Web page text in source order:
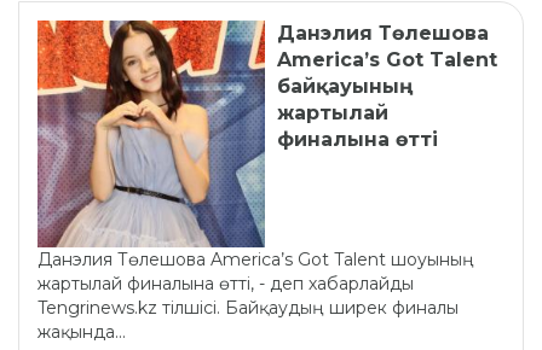
Данэлия Төлешова
America’s Got Talent
байқауының
жартылай
финалына өтті
Данэлия Төлешова America’s Got Talent шоуының
жартылай финалына өтті, - деп хабарлайды
Tengrinews.kz тілшісі. Байқаудың ширек финалы
жақында...